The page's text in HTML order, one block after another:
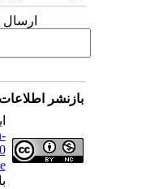
ارسال
بازنشر اطلاعات